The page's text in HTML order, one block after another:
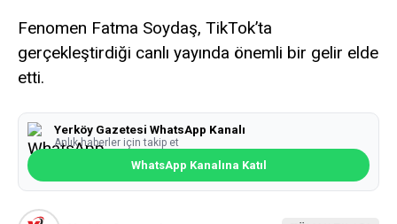
Fenomen Fatma Soydaş, TikTok’ta
gerçekleştirdiği canlı yayında önemli bir gelir elde
etti.
Yerköy Gazetesi WhatsApp Kanalı
Anlık haberler için takip et
WhatsApp Kanalına Katıl